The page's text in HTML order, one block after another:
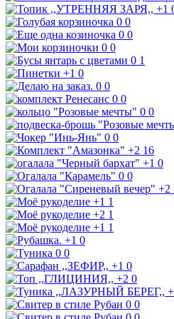
+1
0 0
0 0
0 0
0 1
+1 0
0 0
0 0
0 0
0 0
+2 16
+1 0
0 0
+2
+1 1
+2 1
+1 1
+1 0
0 0
+1 0
+2 0
0 0